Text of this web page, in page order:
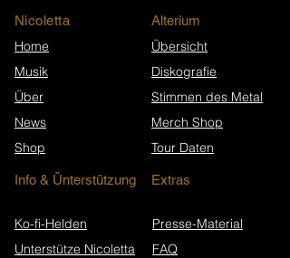
Nicoletta
Home
Musik
Über
News
Shop
​Alterium
Übersicht
Diskografie
Stimmen des Metal
Merch Shop
Tour Daten
Info & Ünterstützung Extras
Ko-fi-Helden
Unterstütze Nicoletta
Presse-Material
FAQ